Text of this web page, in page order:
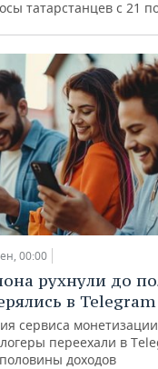
татарстанцев с 21
00:00
рухнули до
в Telegram
сервиса
переехали в
доходов